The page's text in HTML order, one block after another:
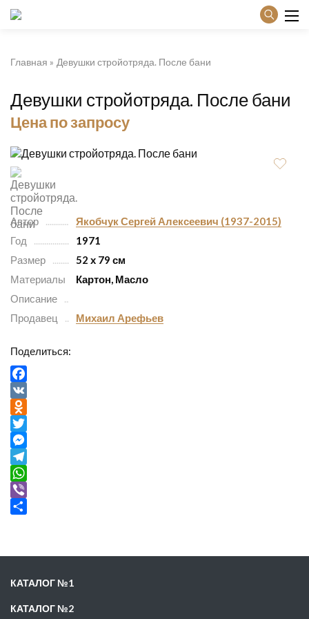
Главная Девушки стройотряда. После бани
Девушки стройотряда. После бани
Цена по запросу
Автор
Якобчук Сергей Алексеевич (1937-2015)
Год
1971
Размер
52 х 79 см
Материалы
Картон, Масло
Описание
Продавец
Михаил Арефьев
Поделиться:
Facebook
VK
Odnoklassniki
Twitter
Messenger
Telegram
WhatsApp
Viber
КАТАЛОГ №1
КАТАЛОГ №2